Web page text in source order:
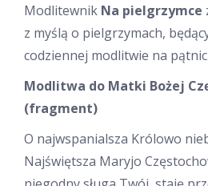
Modlitewnik Na pielgrzymce
z myślą o pielgrzymach,
codziennej modlitwie na
Modlitwa do Matki Bożej
(fragment)
O najwspanialsza Królowo
Najświętsza Maryjo